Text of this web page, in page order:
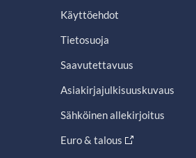
Käyttöehdot
Tietosuoja
Saavutettavuus
Asiakirjajulkisuuskuvaus
Sähköinen allekirjoitus
Euro & talous